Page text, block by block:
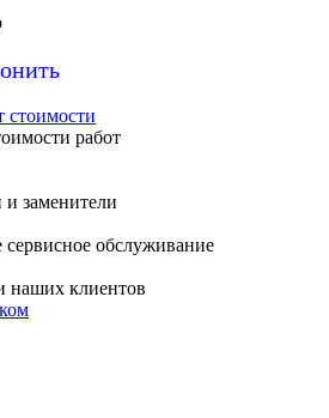
стоимости
работ
заменители
сервисное обслуживание
наших клиентов